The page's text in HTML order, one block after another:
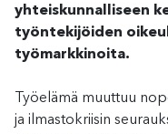
yhteiskunnalliseen
työntekijöiden
työmarkkinoita.
Työelämä muuttuu
ja ilmastokriisin